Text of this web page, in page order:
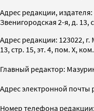
Адрес редакции, издателя:
Звенигородская 2-я, д. 13,
Адрес редакции: 123022,
13, стр. 15, эт. 4, пом. X, ком.
Главный редактор:
Адрес электронной почты
Номер телефона редакции: